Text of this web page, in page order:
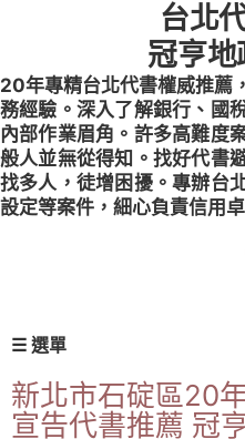
台北
冠亨地
20年專精台北代書權威推薦
務經驗。深入了解銀行、國
內部作業眉角。許多高難度
般人並無從得知。找好代書
找多人，徒增困擾。專辦台
設定等案件，細心負責信用
☰ 選單
新北市石碇區20
宣告代書推薦 冠